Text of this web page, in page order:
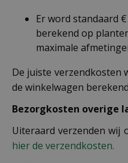
Er word standaard
berekend op
maximale
De juiste verzendkosten
de winkelwagen
Bezorgkosten overige
Uiteraard verzenden wij
hier de verzendkosten.